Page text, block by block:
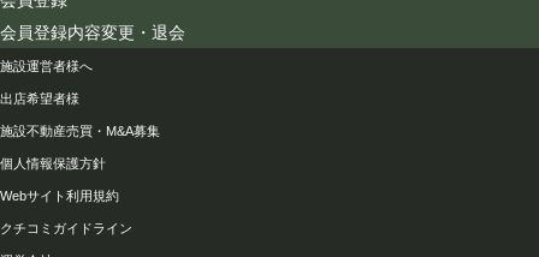
会員登録内容変更・退会
会社情報
施設運営者様へ
出店希望者様
施設不動産売買・M&A募集
個人情報保護方針
Webサイト利用規約
クチコミガイドライン